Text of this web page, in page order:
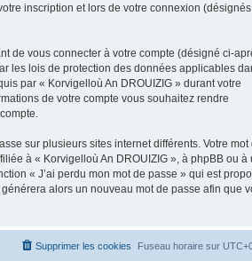
inscription et lors de votre connexion
de vous connecter à votre compte (désigné ci-
les lois de protection des données applicables
par « Korvigelloù An DROUIZIG » durant votre
de votre compte vous souhaitez rendre
sur plusieurs sites internet différents. Votre mot
à « Korvigelloù An DROUIZIG », à phpBB ou à
« J’ai perdu mon mot de passe » qui est
alors un nouveau mot de passe afin que
Fuseau horaire sur
Supprimer les cookies